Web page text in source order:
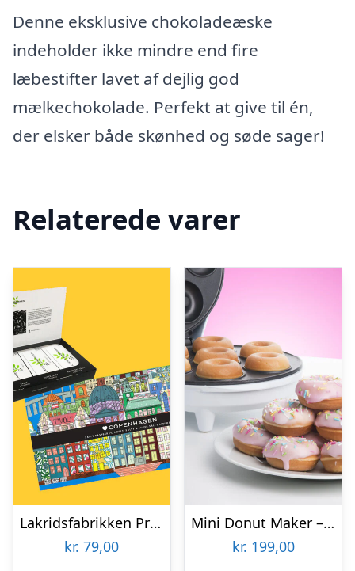
Denne eksklusive chokoladeæske
indeholder ikke mindre end fire
læbestifter lavet af dejlig god
mælkechokolade. Perfekt at give til én,
der elsker både skønhed og søde sager!
Relaterede varer
Lakridsfabrikken Premiumlakrids – Copenhagen
kr. 79,00
Mini Donut Maker – KitchPro
kr. 199,00